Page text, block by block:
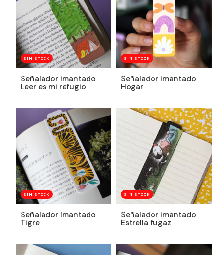
SIN STOCK
Señalador imantado
Leer es mi refugio
SIN STOCK
Señalador imantado
Hogar
SIN STOCK
Señalador Imantado
Tigre
SIN STOCK
Señalador imantado
Estrella fugaz